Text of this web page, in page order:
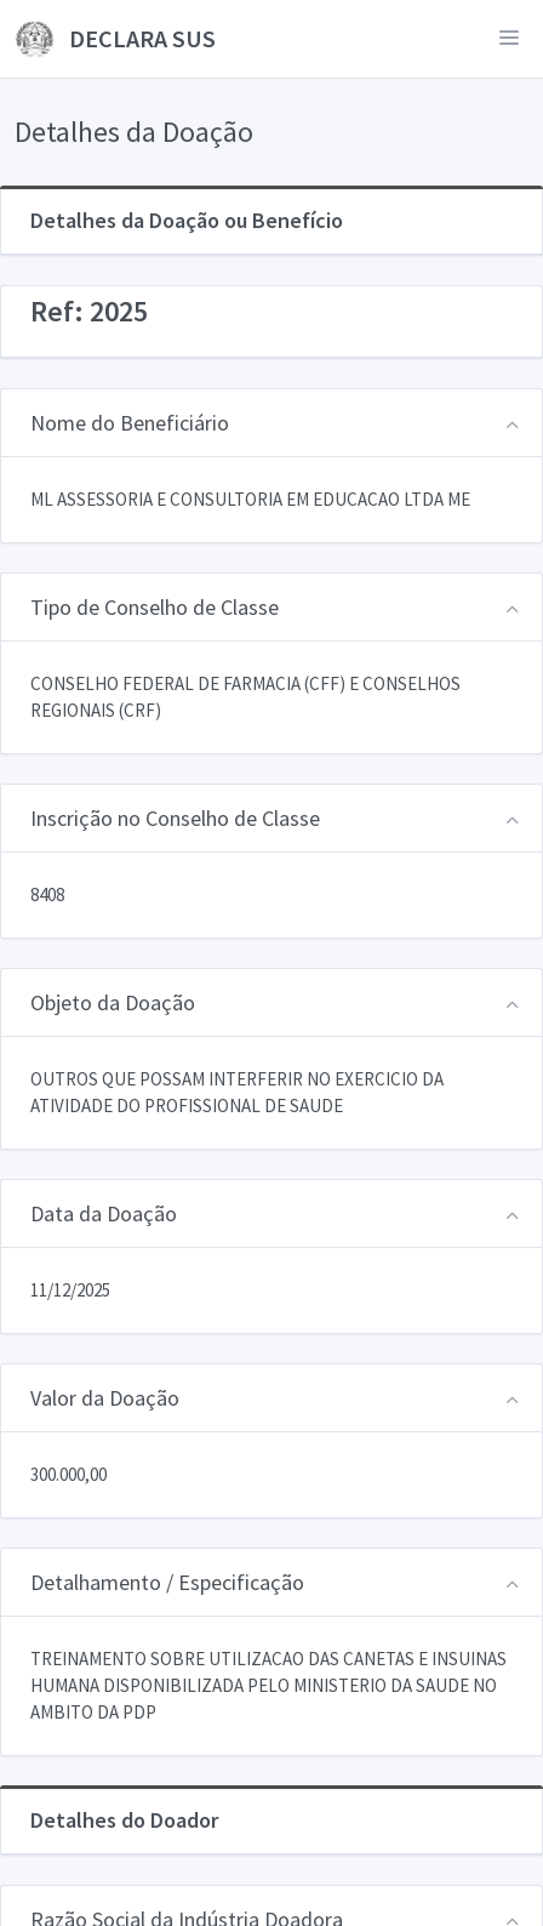
DECLARA SUS
Detalhes da Doação
Detalhes da Doação ou Benefício
Ref: 2025
Nome do Beneficiário
ML ASSESSORIA E CONSULTORIA EM EDUCACAO LTDA ME
Tipo de Conselho de Classe
CONSELHO FEDERAL DE FARMACIA (CFF) E CONSELHOS
REGIONAIS (CRF)
Inscrição no Conselho de Classe
8408
Objeto da Doação
OUTROS QUE POSSAM INTERFERIR NO EXERCICIO DA
ATIVIDADE DO PROFISSIONAL DE SAUDE
Data da Doação
11/12/2025
Valor da Doação
300.000,00
Detalhamento / Especificação
TREINAMENTO SOBRE UTILIZACAO DAS CANETAS E INSUINAS
HUMANA DISPONIBILIZADA PELO MINISTERIO DA SAUDE NO
AMBITO DA PDP
Detalhes do Doador
Razão Social da Indústria Doadora